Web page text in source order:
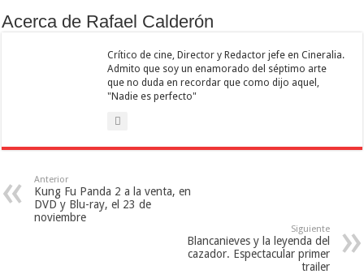
Acerca de Rafael Calderón
Crítico de cine, Director y Redactor jefe en Cineralia.
Admito que soy un enamorado del séptimo arte
que no duda en recordar que como dijo aquel,
"Nadie es perfecto"
Anterior
Kung Fu Panda 2 a la venta, en
DVD y Blu-ray, el 23 de
noviembre
Siguiente
Blancanieves y la leyenda del
cazador. Espectacular primer
trailer